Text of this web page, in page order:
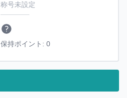
称号未設定
保持ポイント: 0